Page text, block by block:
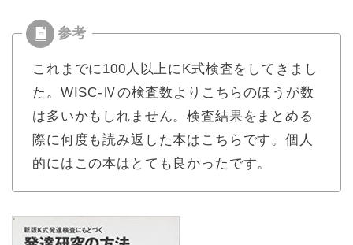
これまでに100人以上にK式検査をしてきまし
た。WISC-Ⅳの検査数よりこちらのほうが数
は多いかもしれません。検査結果をまとめる
際に何度も読み返した本はこちらです。個人
的にはこの本はとても良かったです。